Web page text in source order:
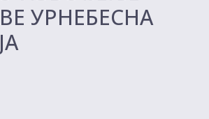
УРНЕБЕСНА